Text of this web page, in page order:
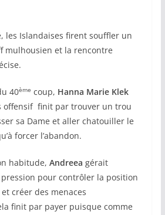
les Islandaises firent souffler un
mulhousien et la rencontre
40ème coup, Hanna Marie Klek
offensif finit par trouver un trou
sa Dame et aller chatouiller le
forcer l’abandon.
habitude, Andreea gérait
pour contrôler la position
créer des menaces
finit par payer puisque comme